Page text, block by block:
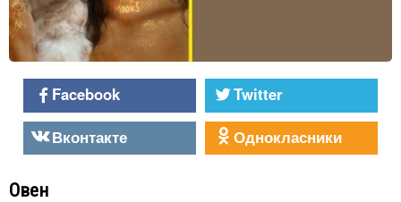
Facebook
Twitter
Вконтакте
Однокласники
Овен